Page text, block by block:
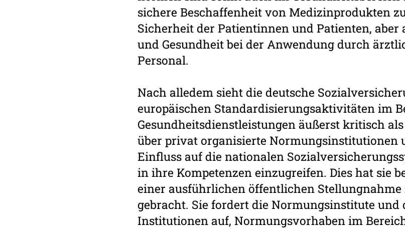
sichere Beschaffenheit von Medizin­produkten
Sicherheit der Patientinnen und Patienten,
und Gesundheit bei der Anwendung durch
Personal.
Nach alledem sieht die deutsche
europäischen Standardisierungs­aktivitäten im
Gesundheitsdienstleistungen äußerst kritisch
über privat organisierte Normungs­institutionen
Einfluss auf die nationalen
in ihre Kompetenzen einzugreifen. Dies hat sie
einer ausführlichen öffentlichen
gebracht. Sie fordert die Normungsinstitute und
Institutionen auf, Normungsvorhaben im